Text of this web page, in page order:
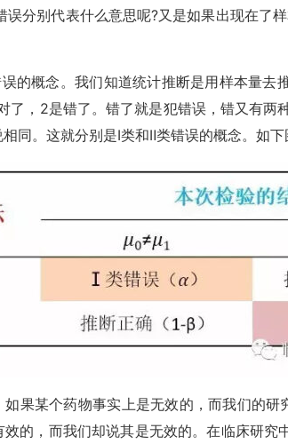
误分别代表什么意思呢?又是如果出现在了
误的概念。我们知道统计推断是用样本量
了，2是错了。错了就是犯错误，错又有两
同。这就分别是Ⅰ类和Ⅱ类错误的概念。如下
某个药物事实上是无效的，而我们的研
的，而我们却说其是无效的。在临床研